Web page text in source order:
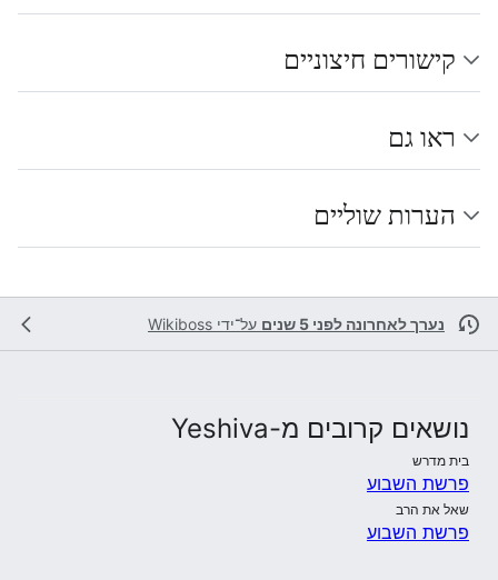
קישורים חיצוניים
ראו גם
הערות שוליים
נערך לאחרונה לפני 5 שנים על־ידי Wikiboss
נושאים קרובים מ-Yeshiva
בית מדרש
פרשת השבוע
שאל את הרב
פרשת השבוע